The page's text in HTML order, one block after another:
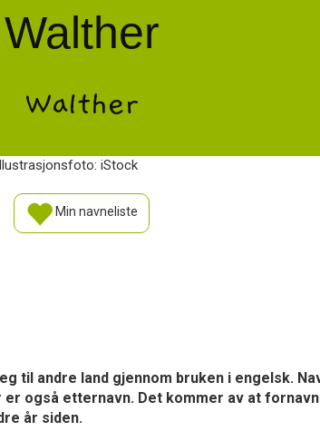
Walther
Walther
iStock
Min navneliste
til andre land gjennom bruken i engelsk.
også etternavn. Det kommer av at
år siden.